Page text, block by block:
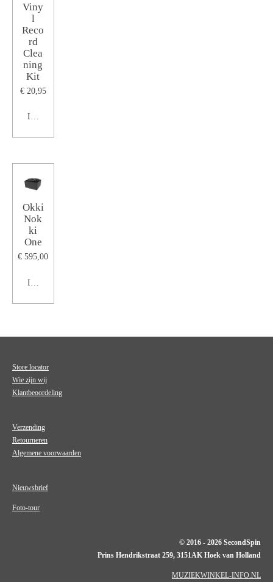
Viny
l
Reco
rd
Clea
ning
Kit
€ 20,95
In winkelwagen
Okki
Nok
ki
One
€ 595,00
In winkelwagen
Store locator
Wie zijn wij
Klantbeoordeling
Verzending
Retourneren
Algemene voorwaarden
Nieuwsbrief
Foto-tour
© 2016 - 2026 SecondSpin
Prins Hendrikstraat 259, 3151AK Hoek van Holland
MUZIEKWINKEL-INFO.NL